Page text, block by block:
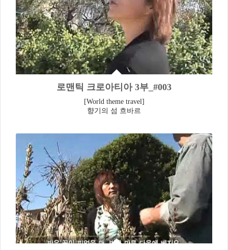
로맨틱 크로아티아 3부_#003
[World theme travel]
향기의 섬 흐바르